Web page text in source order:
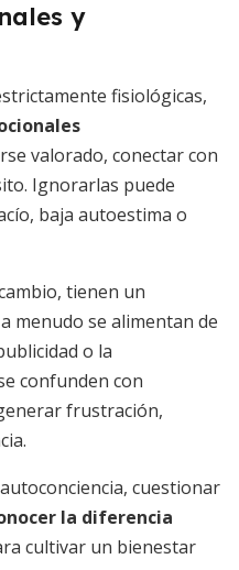
y
fisiológicas,
valorado, conectar con
Ignorarlas puede
baja autoestima o
tienen un
menudo se alimentan de
o la
confunden con
frustración,
cuestionar
la diferencia
cultivar un bienestar